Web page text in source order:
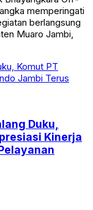
memperingati
berlangsung
Muaro Jambi,
Duku,
Kinerja